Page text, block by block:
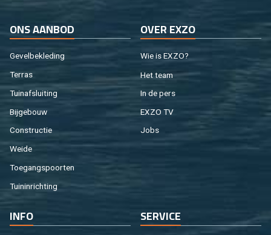
ONS AAN­BOD
Ge­vel­be­kle­ding
Ter­ras
Tuin­af­slui­ting
Bij­ge­bouw
Con­struc­tie
Weide
Toe­gangs­poor­ten
Tuin­in­rich­ting
OVER EXZO
Wie is EXZO?
Het team
In de pers
EXZO TV
Jobs
INFO SER­VI­CE